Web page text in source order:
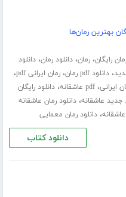
بهترین رمان‌ها
رایگان،رمان،دانلود رمان،دانلود
،دانلود pdf رمان ،رمان ایرانی pdf ،
ایرانی،pdf عاشقانه ،دانلود رایگان
جدید عاشقانه،دانلود رمان عاشقانه
،دانلود رمان معمایی
دانلود کتاب